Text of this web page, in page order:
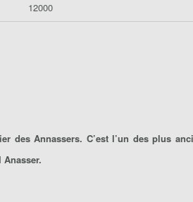
12000
des Annassers. C’est l’un des plus